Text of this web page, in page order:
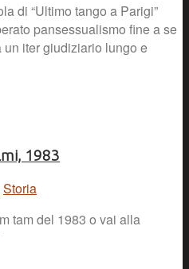
di “Ultimo tango a Parigi”
pansessualismo fine a se
un iter giudiziario lungo e
1983
Storia
tam del 1983 o vai alla